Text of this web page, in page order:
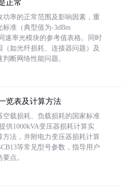
正常
功率的正常范围及影响因素，重
标准（典型值为-3dBm
速率光模块的参考值表格。同时
如光纤损耗、连接器问题）及
断网络性能问题。
览表及计算方法
空载损耗、负载损耗的国家标准
供1000kVA变压器损耗计算实
方法，并附电力变压器损耗计算
等常见型号参数，指导用户
点。